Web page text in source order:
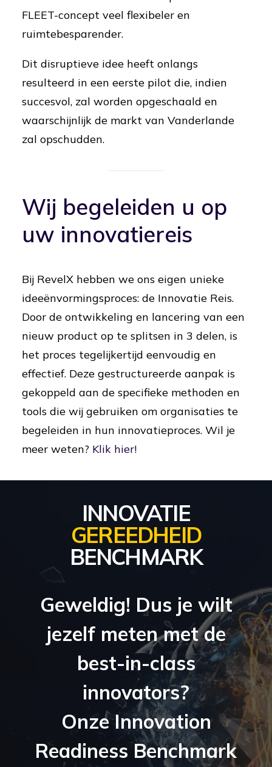
FLEET-concept veel flexibeler en
ruimtebesparender.
Dit disruptieve idee heeft onlangs
resulteerd in een eerste pilot die, indien
succesvol, zal worden opgeschaald en
waarschijnlijk de markt van Vanderlande
zal opschudden.
Wij begeleiden u op
uw innovatiereis
Bij RevelX hebben we ons eigen unieke
ideeënvormingsproces: de Innovatie Reis.
Door de ontwikkeling en lancering van een
nieuw product op te splitsen in 3 delen, is
het proces tegelijkertijd eenvoudig en
effectief. Deze gestructureerde aanpak is
gekoppeld aan de specifieke methoden en
tools die wij gebruiken om organisaties te
begeleiden in hun innovatieproces. Wil je
meer weten? Klik hier!
INNOVATIE
GEREEDHEID
BENCHMARK
Geweldig! Dus je wilt
jezelf meten met de
best-in-class
innovators?
Onze Innovation
Readiness Benchmark